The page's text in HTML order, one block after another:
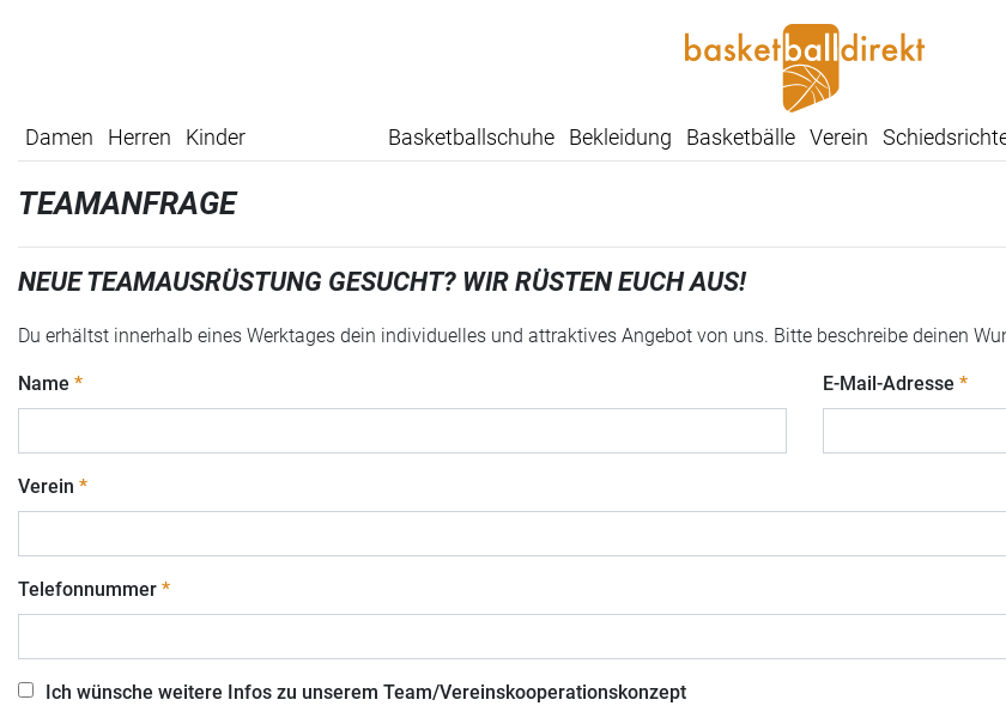
Damen Herren Kinder Basketballschuhe Bekleidung Basketbälle Verein
TEAMANFRAGE
NEUE TEAMAUSRÜSTUNG GESUCHT? WIR RÜSTEN EUCH AUS!
Du erhältst innerhalb eines Werktages dein individuelles und attraktives Angebot von uns. Bitte beschreibe deinen
Name E-Mail-Adresse
Verein
Telefonnummer
Ich wünsche weitere Infos zu unserem Team/Vereinskooperationskonzept